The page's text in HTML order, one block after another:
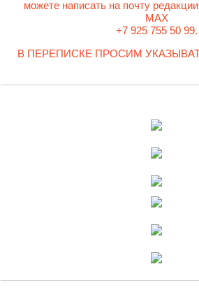
можете написать на почту
MAX
+7 925 755 50 99.
В ПЕРЕПИСКЕ ПРОСИМ